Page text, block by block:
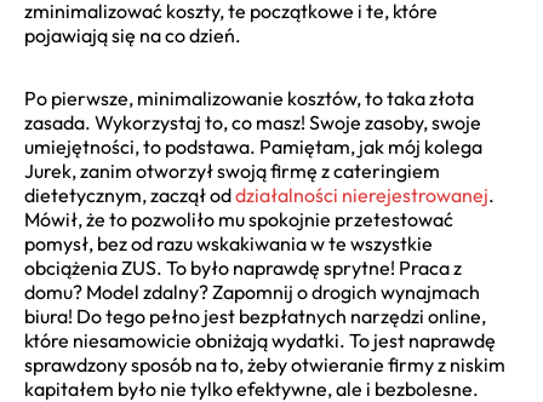
zminimalizować koszty, te początkowe i te, które
pojawiają się na co dzień.
Po pierwsze, minimalizowanie kosztów, to taka złota
zasada. Wykorzystaj to, co masz! Swoje zasoby, swoje
umiejętności, to podstawa. Pamiętam, jak mój kolega
Jurek, zanim otworzył swoją firmę z cateringiem
dietetycznym, zaczął oddziałalności nierejestrowanej.
Mówił, że to pozwoliło mu spokojnie przetestować
pomysł, bez od razu wskakiwania w te wszystkie
obciążenia ZUS. To było naprawdę sprytne! Praca z
domu? Model zdalny? Zapomnij o drogich wynajmach
biura! Do tego pełno jest bezpłatnych narzędzi online,
które niesamowicie obniżają wydatki. To jest naprawdę
sprawdzony sposób na to, żeby otwieranie firmy z niskim
kapitałem było nie tylko efektywne, ale i bezbolesne.